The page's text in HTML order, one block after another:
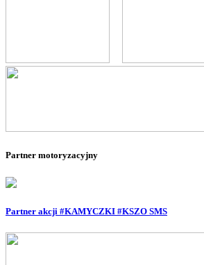
Partner motoryzacyjny
Partner akcji #KAMYCZKI #KSZO SMS